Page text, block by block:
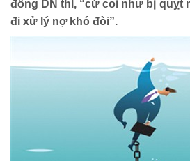
đông DN thì, “cứ coi như bị quỵt
đi xử lý nợ khó đòi”.